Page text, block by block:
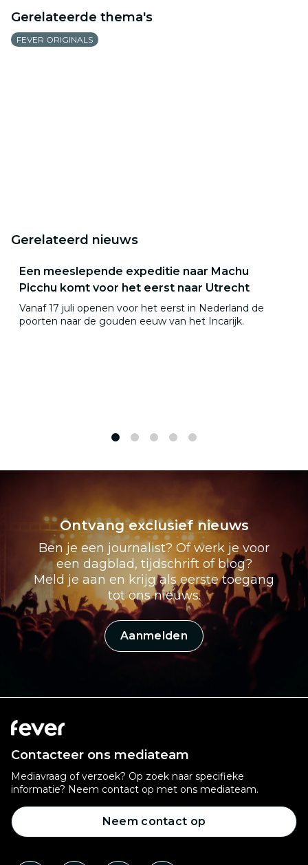
Gerelateerde thema's
FEVER ORIGINALS
Gerelateerd nieuws
Een meeslepende expeditie naar Machu
Picchu komt voor het eerst naar Utrecht
Vanaf 17 juli openen voor het eerst in Nederland de
poorten naar de gouden eeuw van het Incarijk.
Ontvang exclusief nieuws
Ben je een journalist? Of werk je voor
een dagblad, tijdschrift of blog?
Meld je aan en krijg als eerste toegang
tot ons nieuws.
Aanmelden
Contacteer ons mediateam
Mediavraag of verzoek? Op zoek naar specifieke
informatie? Neem contact op met ons mediateam.
Neem contact op